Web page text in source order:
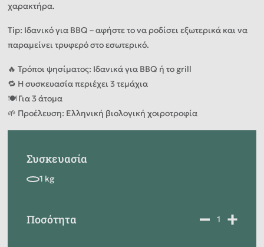
χαρακτήρα.
Tip: Ιδανικό για BBQ – αφήστε το να ροδίσει εξωτερικά και να
παραμείνει τρυφερό στο εσωτερικό.
🔥 Τρόποι ψησίματος: Iδανικά για BBQ ή το grill
🔁 Η συσκευασία περιέχει 3 τεμάχια
🍽️ Για 3 άτομα
🌱 Προέλευση: Ελληνική βιολογική χοιροτροφία
Συσκευασία
Ποσότητα